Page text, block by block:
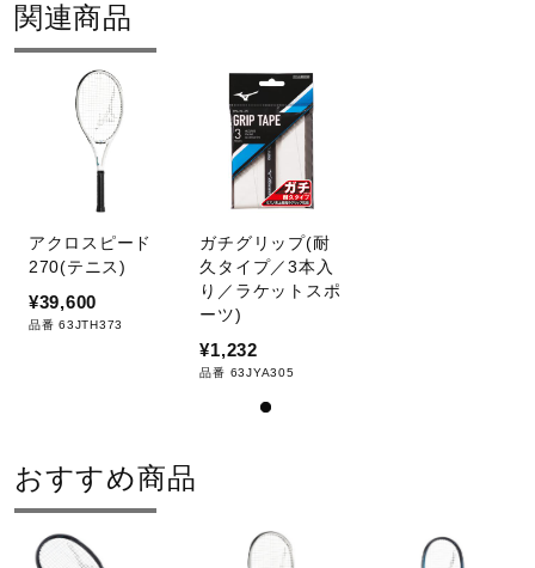
関連商品
アクロスピード
270(テニス)
¥39,600
品番 63JTH373
ガチグリップ(耐
久タイプ／3本入
り／ラケットスポ
ーツ)
¥1,232
品番 63JYA305
おすすめ商品